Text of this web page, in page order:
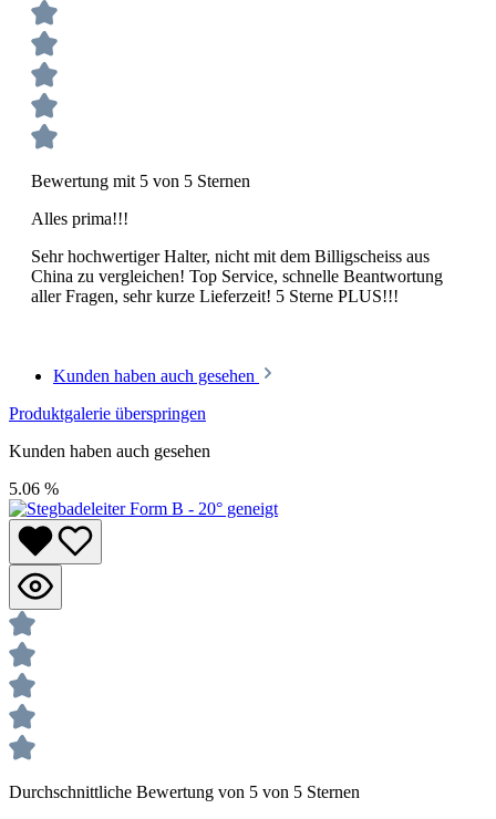
Bewertung mit 5 von 5 Sternen
Alles prima!!!
Sehr hochwertiger Halter, nicht mit dem Billigscheiss aus
China zu vergleichen! Top Service, schnelle Beantwortung
aller Fragen, sehr kurze Lieferzeit! 5 Sterne PLUS!!!
Kunden haben auch gesehen
Produktgalerie überspringen
Kunden haben auch gesehen
5.06 %
Durchschnittliche Bewertung von 5 von 5 Sternen